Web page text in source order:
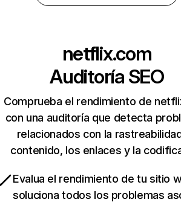
netflix.com
Auditoría SEO
Comprueba el rendimiento de
con una auditoría que detecta
relacionados con la
contenido, los enlaces y la
Evalua el rendimiento de tu sitio
soluciona todos los problemas